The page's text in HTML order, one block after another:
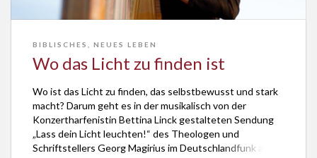
BIBLISCHES NEUES LEBEN
Wo das Licht zu finden ist
Wo ist das Licht zu finden, das selbstbewusst und stark
macht? Darum geht es in der musikalisch von der
Konzertharfenistin Bettina Linck gestalteten Sendung
„Lass dein Licht leuchten!“ des Theologen und
Schriftstellers Georg Magirius im Deutschlandfunk am 1.